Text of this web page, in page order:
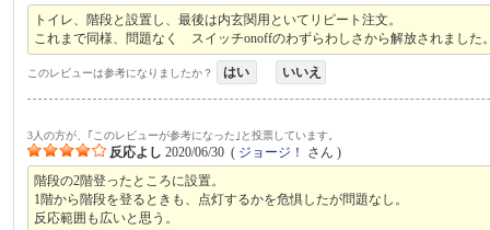
トイレ、階段と設置し、最後は内玄関用といてリピート注文。
これまで同様、問題なく スイッチonoffのわずらわしさから解放されました
このレビューは参考になりましたか？ はい いいえ
3人の方が、｢このレビューが参考になった｣と投票しています。
反応よし 2020/06/30 ( ジョージ！
さん )
階段の2階登ったところに設置。
1階から階段を登るときも、点灯するかを危惧したが問題なし。
反応範囲も広いと思う。